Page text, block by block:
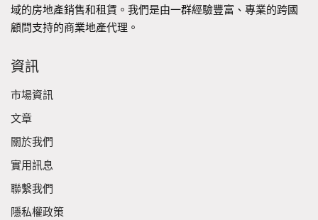
域的房地產銷售和租賃。我們是由一群經驗豐富、專業的跨國
顧問支持的商業地產代理。
資訊
市場資訊
文章
關於我們
實用訊息
聯繫我們
隱私權政策